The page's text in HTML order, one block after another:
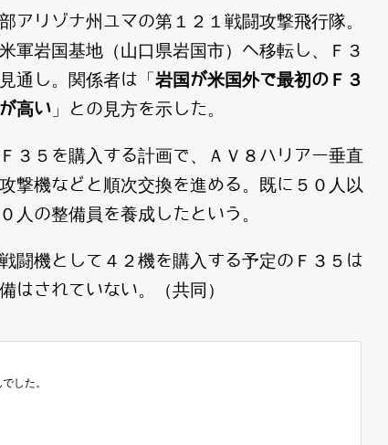
アリゾナ州ユマの第１２１戦闘攻撃飛行隊。
軍岩国基地（山口県岩国市）へ移転し、Ｆ３
通し。関係者は「岩国が米国外で最初のＦ３
高い 」との見方を示した。
３５を購入する計画で、ＡＶ８ハリアー垂直
撃機などと順次交換を進める。既に５０人以
人の整備員を養成したという。
闘機として４２機を購入する予定のＦ３５は
はされていない。（共同）